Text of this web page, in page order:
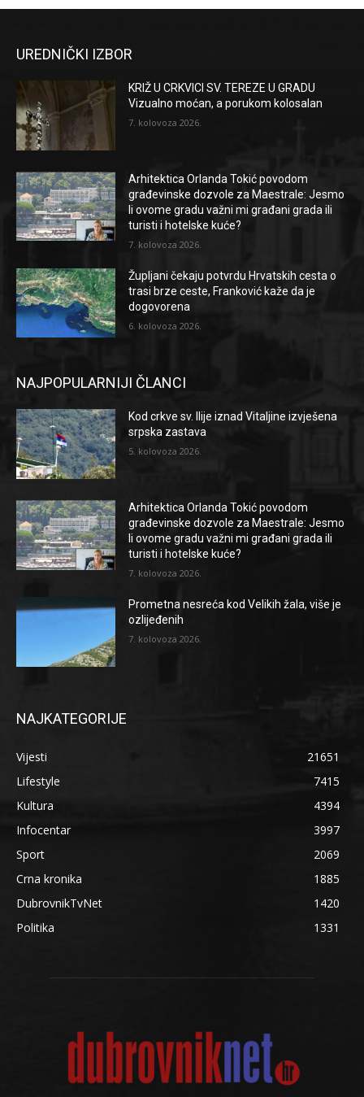
UREDNIČKI IZBOR
KRIŽ U CRKVICI SV. TEREZE U GRADU
Vizualno moćan, a porukom kolosalan
7. kolovoza 2026.
Arhitektica Orlanda Tokić povodom
građevinske dozvole za Maestrale: Jesmo
li ovome gradu važni mi građani grada ili
turisti i hotelske kuće?
7. kolovoza 2026.
Župljani čekaju potvrdu Hrvatskih cesta o
trasi brze ceste, Franković kaže da je
dogovorena
6. kolovoza 2026.
NAJPOPULARNIJI ČLANCI
Kod crkve sv. Ilije iznad Vitaljine izvješena
srpska zastava
5. kolovoza 2026.
Arhitektica Orlanda Tokić povodom
građevinske dozvole za Maestrale: Jesmo
li ovome gradu važni mi građani grada ili
turisti i hotelske kuće?
7. kolovoza 2026.
Prometna nesreća kod Velikih žala, više je
ozlijeđenih
7. kolovoza 2026.
NAJKATEGORIJE
Vijesti
21651
Lifestyle
7415
Kultura
4394
Infocentar
3997
Sport
2069
Crna kronika
1885
DubrovnikTvNet
1420
Politika
1331